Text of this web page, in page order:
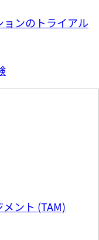
ンのトライアル
ント (TAM)